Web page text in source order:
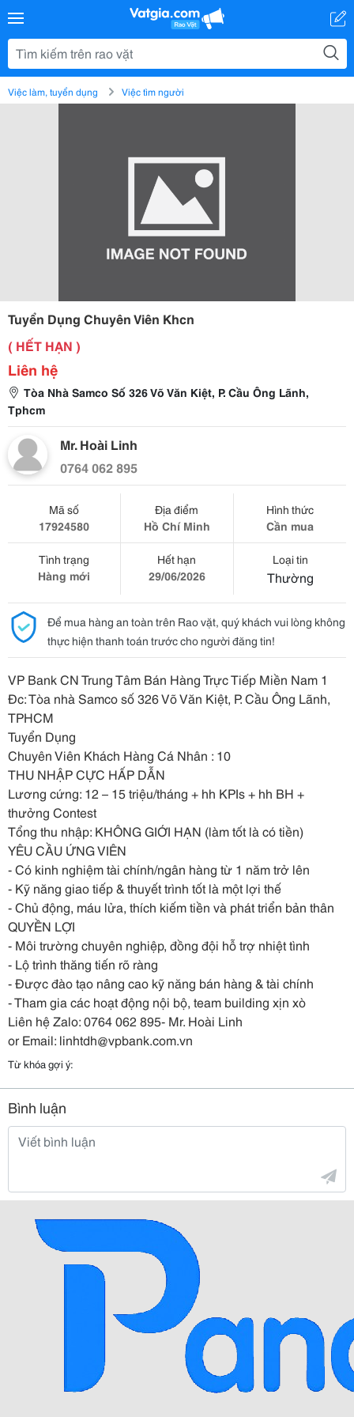
Việc làm, tuyển dụng Việc tìm người
Tuyển Dụng Chuyên Viên Khcn
( HẾT HẠN )
Liên hệ
Tòa Nhà Samco Số 326 Võ Văn Kiệt, P. Cầu Ông Lãnh,
Tphcm
Mr. Hoài Linh
0764 062 895
Mã số
17924580
Địa điểm
Hồ Chí Minh
Hình thức
Cần mua
Tình trạng
Hàng mới
Hết hạn
29/06/2026
Loại tin
Thường
Để mua hàng an toàn trên Rao vặt, quý khách vui lòng không
thực hiện thanh toán trước cho người đăng tin!
VP Bank CN Trung Tâm Bán Hàng Trực Tiếp Miền Nam 1
Đc: Tòa nhà Samco số 326 Võ Văn Kiệt, P. Cầu Ông Lãnh,
TPHCM
Tuyển Dụng
Chuyên Viên Khách Hàng Cá Nhân : 10
THU NHẬP CỰC HẤP DẪN
Lương cứng: 12 – 15 triệu/tháng + hh KPIs + hh BH +
thưởng Contest
Tổng thu nhập: KHÔNG GIỚI HẠN (làm tốt là có tiền)
YÊU CẦU ỨNG VIÊN
- Có kinh nghiệm tài chính/ngân hàng từ 1 năm trở lên
- Kỹ năng giao tiếp & thuyết trình tốt là một lợi thế
- Chủ động, máu lửa, thích kiếm tiền và phát triển bản thân
QUYỀN LỢI
- Môi trường chuyên nghiệp, đồng đội hỗ trợ nhiệt tình
- Lộ trình thăng tiến rõ ràng
- Được đào tạo nâng cao kỹ năng bán hàng & tài chính
- Tham gia các hoạt động nội bộ, team building xịn xò
Liên hệ Zalo: 0764 062 895- Mr. Hoài Linh
or Email: linhtdh@vpbank.com.vn
Từ khóa gợi ý:
Bình luận